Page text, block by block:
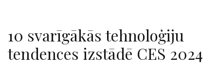
10 svarīgākās tehnoloģiju
tendences izstādē CES 2024